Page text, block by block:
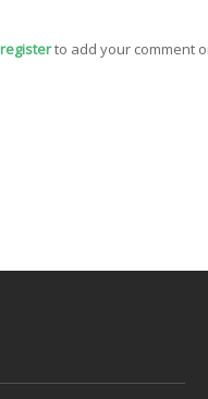
to add your comment